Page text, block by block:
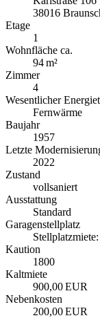
38016
Etage
1
Wohnfläche ca.
94 m²
Zimmer
4
Wesentlicher
Fernwärme
Baujahr
1957
Letzte
2022
Zustand
vollsaniert
Ausstattung
Standard
Garagen­stellplatz
Kaution
1800
Kaltmiete
900,00 EUR
Nebenkosten
200,00 EUR